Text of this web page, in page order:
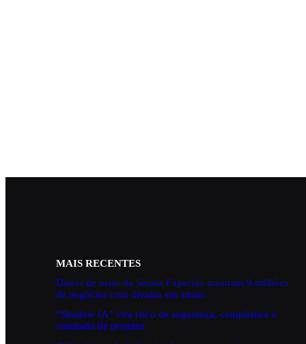
MAIS RECENTES
Dados de maio da Serasa Experian mostram 9 milhões
de negócios com dívidas em atraso
“Shadow IA” vira risco de segurança, compliance e
resultado de projetos